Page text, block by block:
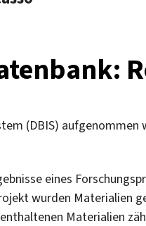
(DBIS)
eines
wurden Materialien
Materialien